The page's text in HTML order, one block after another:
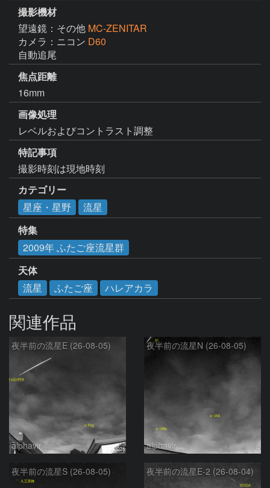
撮影機材
望遠鏡：その他 MC-ZENITAR
カメラ：ニコン D60
自動追尾
焦点距離
16mm
画像処理
レベルおよびコントラスト調整
特記事項
撮影時刻は現地時刻
カテゴリー
星座・星野
流星
特集
2009年 ふたご座流星群
天体
流星
ふたご座 ハレアカラ
関連作品
夜半前の流星E (26-08-05)
alphavir
夜半前の流星N (26-08-05)
alphavir
夜半前の流星S (26-08-05) 夜半前の流星E-2 (26-08-04)